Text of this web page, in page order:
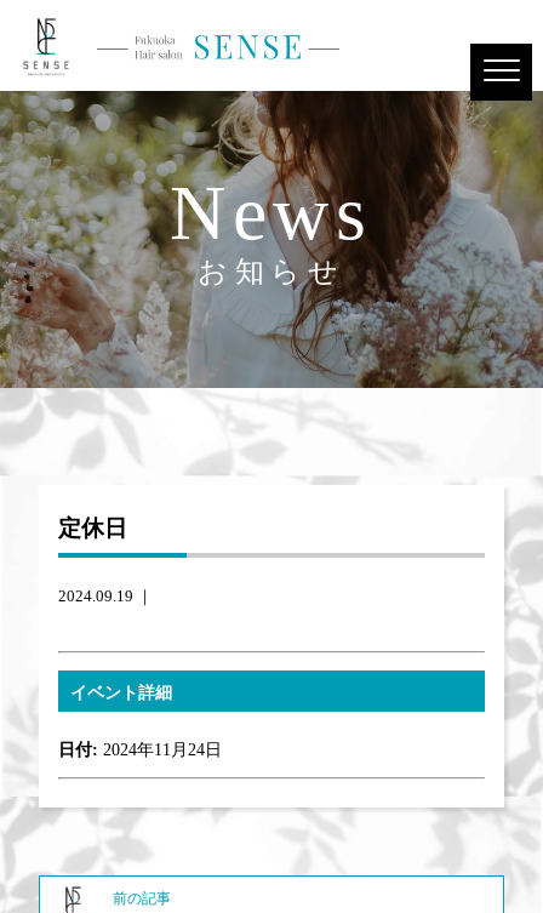
News
お知らせ
定休日
2024.09.19 ｜
イベント詳細
日付: 2024年11月24日
前の記事